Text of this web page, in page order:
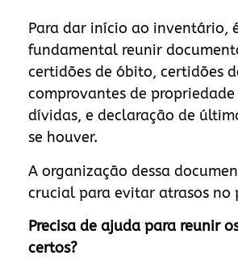
Para dar início ao inventário,
fundamental reunir
certidões de óbito, certidões
comprovantes de propriedade
dívidas, e declaração de
se houver.
A organização dessa
crucial para evitar atrasos no
Precisa de ajuda para reunir
certos?